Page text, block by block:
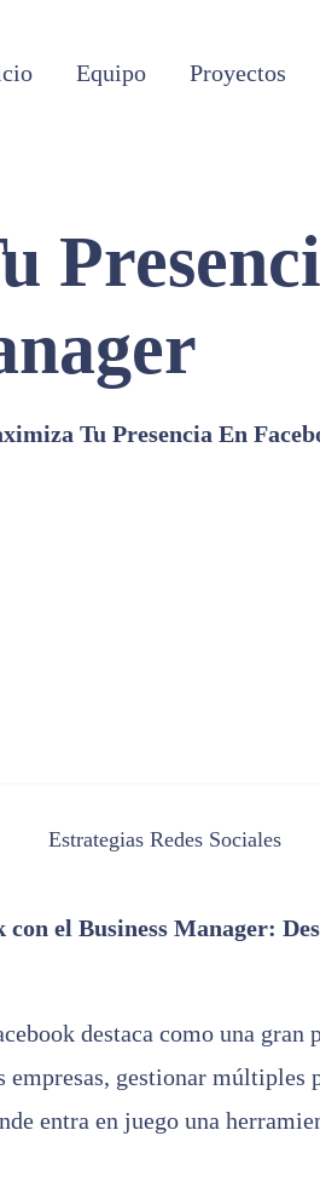
Equipo Proyectos
Tu Presencia En
Estrategias Redes Sociales
el Business Manager:
destaca como una gran
gestionar múltiples
entra en juego una